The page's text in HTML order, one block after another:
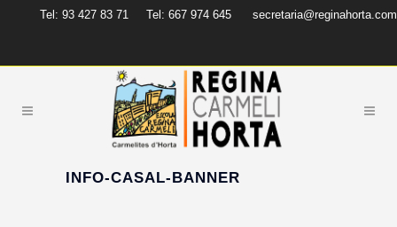
Tel: 93 427 83 71 Tel: 667 974 645 secretaria@reginahorta.com
INFO-CASAL-BANNER